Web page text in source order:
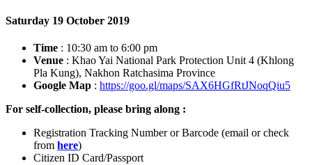
Saturday 19 October 2019
Time : 10:30 am to 6:00 pm
Venue : Khao Yai National Park Protection Unit 4 (Khlong
Pla Kung), Nakhon Ratchasima Province
Google Map : https://goo.gl/maps/SAX6HGfRtJNoqQiu5
For self-collection, please bring along :
Registration Tracking Number or Barcode (email or check
from here)
Citizen ID Card/Passport